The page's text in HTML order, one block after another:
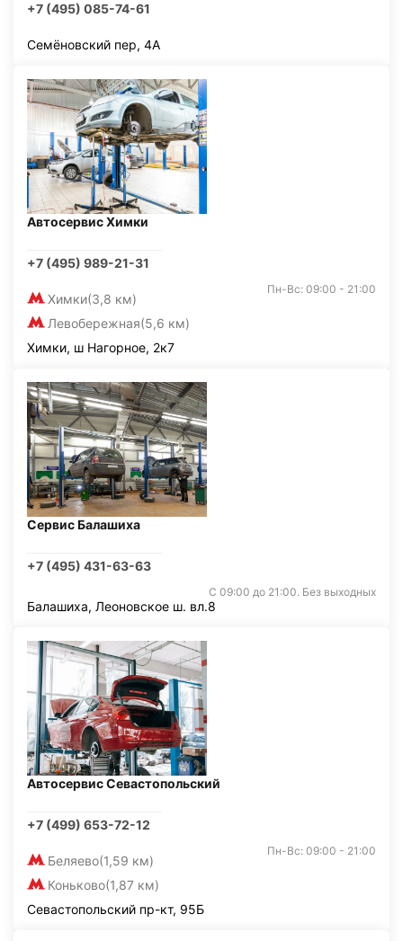
+7 (495) 085-74-61
Семёновский пер, 4А
Автосервис Химки
+7 (495) 989-21-31
Химки(3,8 км)
Левобережная(5,6 км)
Пн-Вс: 09:00 - 21:00
Химки, ш Нагорное, 2к7
Сервис Балашиха
+7 (495) 431-63-63
С 09:00 до 21:00. Без выходных
Балашиха, Леоновское ш. вл.8
Автосервис Севастопольский
+7 (499) 653-72-12
Беляево(1,59 км)
Коньково(1,87 км)
Пн-Вс: 09:00 - 21:00
Севастопольский пр-кт, 95Б